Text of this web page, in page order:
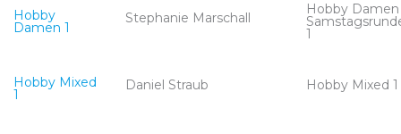
Hobby
Damen 1
Stephanie Marschall
Hobby Damen
1
Hobby Mixed
1
Daniel Straub Hobby Mixed 1